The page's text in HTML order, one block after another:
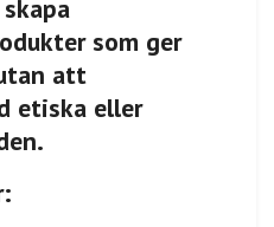
som ger
att
etiska eller